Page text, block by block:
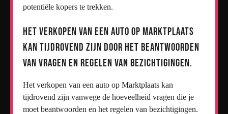
potentiële kopers te trekken.
Het verkopen van een auto op Marktplaats
kan tijdrovend zijn door het beantwoorden
van vragen en regelen van bezichtigingen.
Het verkopen van een auto op Marktplaats kan
tijdrovend zijn vanwege de hoeveelheid vragen die je
moet beantwoorden en het regelen van bezichtigingen.